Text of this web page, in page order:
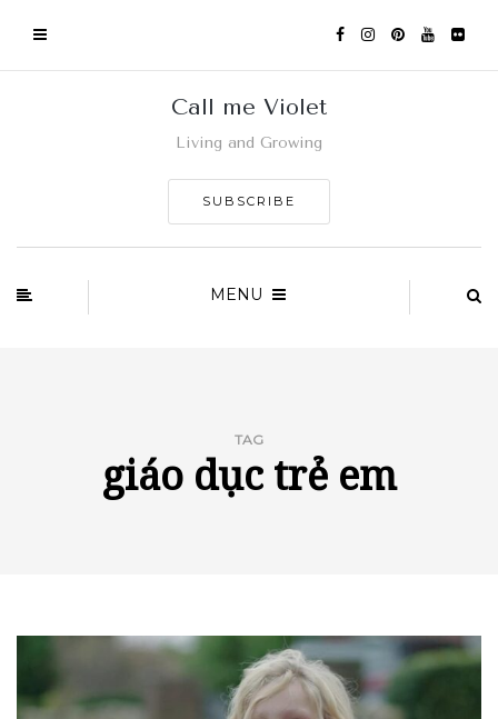
Call me Violet
Living and Growing
SUBSCRIBE
MENU
TAG
giáo dục trẻ em